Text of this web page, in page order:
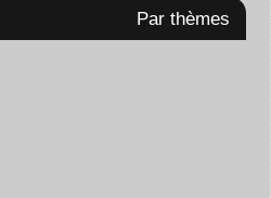
Par thèmes